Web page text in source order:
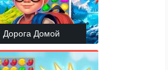
Дорога Домой